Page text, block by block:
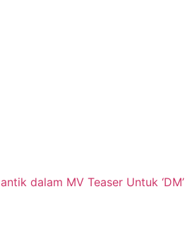
dalam MV Teaser Untuk ‘DM’